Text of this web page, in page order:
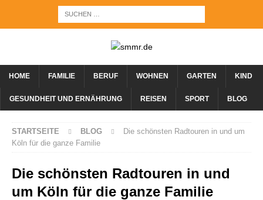
HOME FAMILIE BERUF WOHNEN GARTEN KIND
GESUNDHEIT UND ERNÄHRUNG REISEN SPORT BLOG
STARTSEITE BLOG
Die schönsten Radtouren in und um
Köln für die ganze Familie
Die schönsten Radtouren in und
um Köln für die ganze Familie